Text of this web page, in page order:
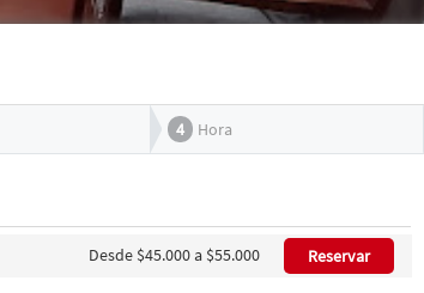
4 Hora
Desde $45.000 a $55.000 Reservar